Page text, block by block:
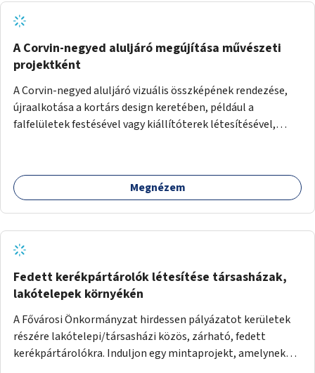
A Corvin-negyed aluljáró megújítása művészeti
projektként
A Corvin-negyed aluljáró vizuális összképének rendezése,
újraalkotása a kortárs design keretében, például a
falfelületek festésével vagy kiállítóterek létesítésével,
bemutatkozásra, szélesebb körben való ismertségre.
Megnézem
Fedett kerékpártárolók létesítése társasházak,
lakótelepek környékén
A Fővárosi Önkormányzat hirdessen pályázatot kerületek
részére lakótelepi/társasházi közös, zárható, fedett
kerékpártárolókra. Induljon egy mintaprojekt, amelynek